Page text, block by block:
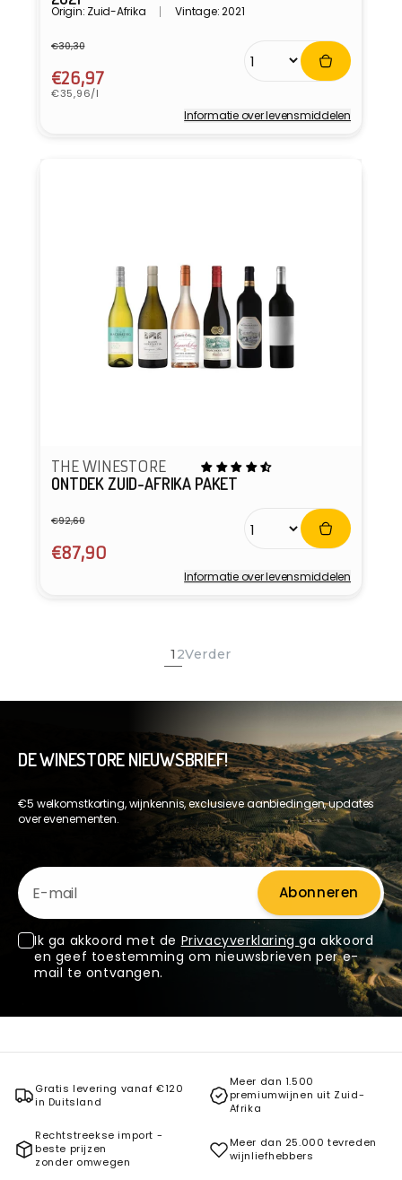
Origin: Zuid-Afrika Vintage: 2021
Normale
prijs
€30,30
Aanbiedingsprijs
€26,97
Eenheidsprijs
€35,96/l
Informatie over levensmiddelen
THE WINESTORE
ONTDEK ZUID-AFRIKA PAKET
Normale
prijs
€92,60
Aanbiedingsprijs
€87,90
Informatie over levensmiddelen
1 2Verder
DE WINESTORE NIEUWSBRIEF!
€5 welkomstkorting, wijnkennis, exclusieve aanbiedingen, updates
over evenementen.
E-mail
Abonneren
Ik ga akkoord met de Privacyverklaringga akkoord
en geef toestemming om nieuwsbrieven per e-
mail te ontvangen.
Gratis levering vanaf €120
in Duitsland
Meer dan 1.500
premiumwijnen uit Zuid-
Afrika
Rechtstreekse import -
beste prijzen
zonder omwegen
Meer dan 25.000 tevreden
wijnliefhebbers